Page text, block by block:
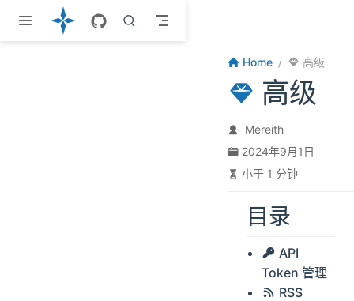
跳至主要內容
Home 高级
高级
Mereith
2024年9月1日
小于 1 分钟
目录
API
Token 管理
RSS